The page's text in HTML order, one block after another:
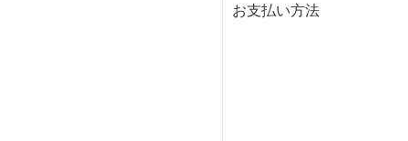
お支払い方法